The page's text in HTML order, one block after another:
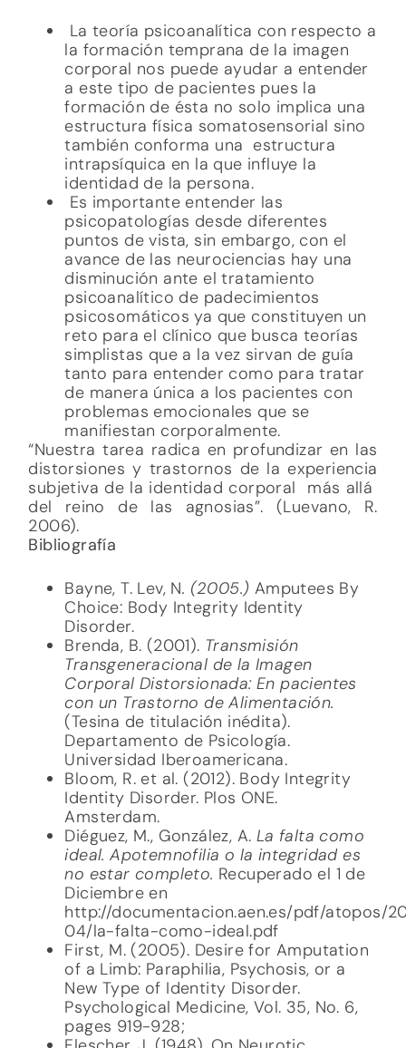
La teoría psicoanalítica con respecto a
la formación temprana de la imagen
corporal nos puede ayudar a entender
a este tipo de pacientes pues la
formación de ésta no solo implica una
estructura física somatosensorial sino
también conforma una estructura
intrapsíquica en la que influye la
identidad de la persona.
Es importante entender las
psicopatologías desde diferentes
puntos de vista, sin embargo, con el
avance de las neurociencias hay una
disminución ante el tratamiento
psicoanalítico de padecimientos
psicosomáticos ya que constituyen un
reto para el clínico que busca teorías
simplistas que a la vez sirvan de guía
tanto para entender como para tratar
de manera única a los pacientes con
problemas emocionales que se
manifiestan corporalmente.
“Nuestra tarea radica en profundizar en las
distorsiones y trastornos de la experiencia
subjetiva de la identidad corporal más allá
del reino de las agnosias”. (Luevano, R.
2006).
Bibliografía
Bayne, T. Lev, N. (2005.) Amputees By
Choice: Body Integrity Identity
Disorder.
Brenda, B. (2001). Transmisión
Transgeneracional de la Imagen
Corporal Distorsionada: En pacientes
con un Trastorno de Alimentación.
(Tesina de titulación inédita).
Departamento de Psicología.
Universidad Iberoamericana.
Bloom, R. et al. (2012). Body Integrity
Identity Disorder. Plos ONE.
Amsterdam.
Diéguez, M., González, A. La falta como
ideal. Apotemnofilia o la integridad es
no estar completo. Recuperado el 1 de
Diciembre en
http://documentacion.aen.es/pdf/atopos/
04/la-falta-como-ideal.pdf
First, M. (2005). Desire for Amputation
of a Limb: Paraphilia, Psychosis, or a
New Type of Identity Disorder.
Psychological Medicine, Vol. 35, No. 6,
pages 919-928;